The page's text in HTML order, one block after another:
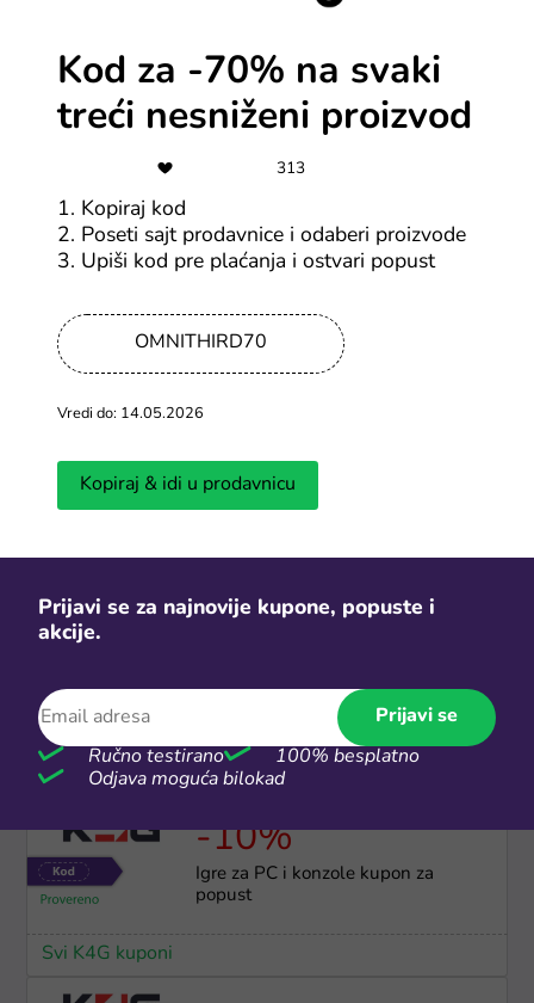
-3%
kartice
Svi Gameseal kuponi
-10%
Kupon za 10% na sve - igrice,
Svi Gameseal kuponi
Kupon za 15% popusta na sve
Svi Gameseal kuponi
10.000 dinara
Svi Temu kuponi
-10%
Igre za PC i konzole kupon za
popust
Svi K4G kuponi
Kod za -70% na svaki
treći nesniženi proizvod
313
1. Kopiraj kod
2. Poseti sajt prodavnice i odaberi proizvode
3. Upiši kod pre plaćanja i ostvari popust
OMNITHIRD70
Vredi do: 14.05.2026
Kopiraj & idi u prodavnicu
Prijavi se za najnovije kupone, popuste i
akcije.
Prijavi se
Ručno testirano
100% besplatno
Odjava moguća bilokad